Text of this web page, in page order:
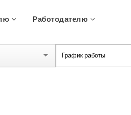
Работодателю